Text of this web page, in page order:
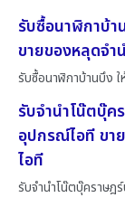
รับซื้อนาฬิกาบ้
ขายของหลุดจำ
รับซื้อนาฬิกาบ้านบึง
รับจำนำโน๊ตบุ๊ค
อุปกรณ์ไอที ขา
ไอที
รับจำนำโน๊ตบุ๊คราษฎ